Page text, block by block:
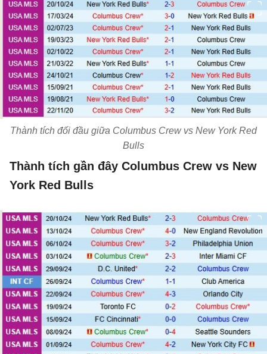
Thành tích đối đầu giữa Columbus Crew vs New York Red
Bulls
Thành tích gần đây Columbus Crew vs New
York Red Bulls